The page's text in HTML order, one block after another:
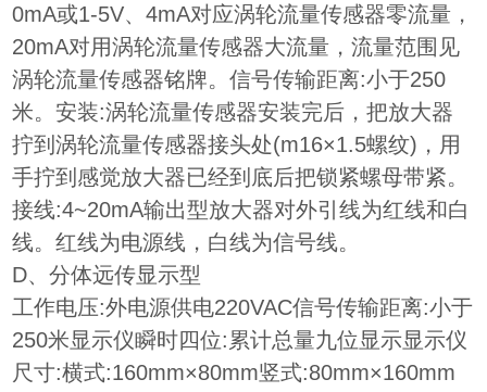
0mA或1-5V、4mA对应涡轮流量传感器零流量，
20mA对用涡轮流量传感器大流量，流量范围见
涡轮流量传感器铭牌。信号传输距离:小于250
米。安装:涡轮流量传感器安装完后，把放大器
拧到涡轮流量传感器接头处(m16×1.5螺纹)，用
手拧到感觉放大器已经到底后把锁紧螺母带紧。
接线:4~20mA输出型放大器对外引线为红线和白
线。红线为电源线，白线为信号线。
D、分体远传显示型
工作电压:外电源供电220VAC信号传输距离:小于
250米显示仪瞬时四位:累计总量九位显示显示仪
尺寸:横式:160mm×80mm竖式:80mm×160mm